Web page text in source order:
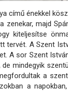
című énekkel
zenekar, majd
kiteljesítse
tervét. A Szent
A sor Szent
mindegyik
a
a